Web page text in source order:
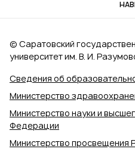
Сведения об
Министерство
Министерство науки и
Федерации
Министерство просвещения
© Саратовский
университет им. В. И.